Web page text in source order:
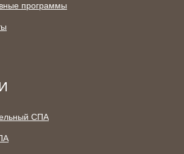
программы
СПА